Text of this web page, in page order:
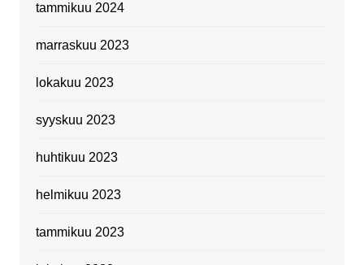
tammikuu 2024
marraskuu 2023
lokakuu 2023
syyskuu 2023
huhtikuu 2023
helmikuu 2023
tammikuu 2023